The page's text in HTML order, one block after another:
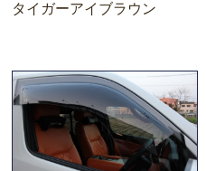
タイガーアイブラウン